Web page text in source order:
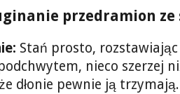
przedramion ze
Stań prosto,
nieco szerzej
dłonie pewnie ją trzymają.